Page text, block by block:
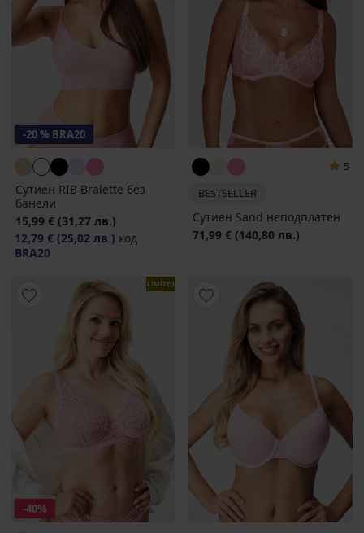
-20 % BRA20
Сутиен RIB Bralette без
банели
15,99 € (31,27 лв.)
12,79 € (25,02 лв.) код
BRA20
5
BESTSELLER
Сутиен Sand неподплатен
71,99 € (140,80 лв.)
LIMITED
-40%